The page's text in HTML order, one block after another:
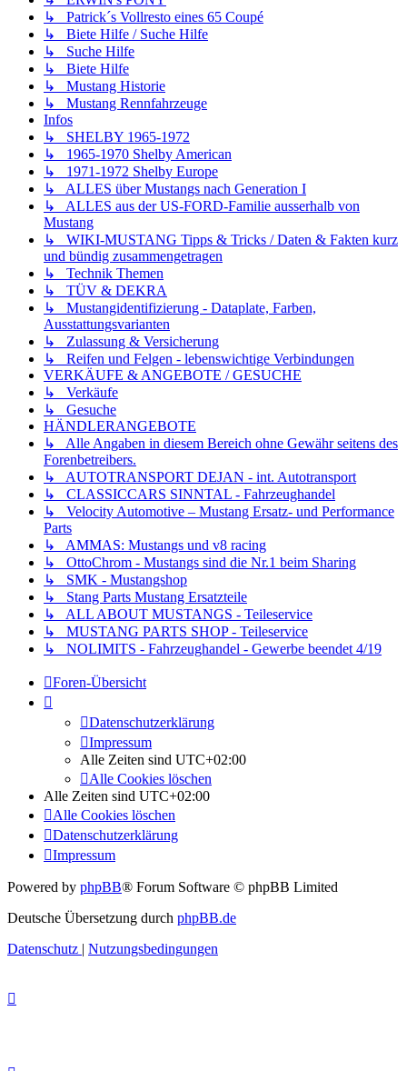
↳ Patrick´s Vollresto eines 65 Coupé
↳ Biete Hilfe / Suche Hilfe
↳ Suche Hilfe
↳ Biete Hilfe
↳ Mustang Historie
↳ Mustang Rennfahrzeuge
Infos
↳ SHELBY 1965-1972
↳ 1965-1970 Shelby American
↳ 1971-1972 Shelby Europe
↳ ALLES über Mustangs nach Generation I
↳ ALLES aus der US-FORD-Familie ausserhalb von
Mustang
↳ WIKI-MUSTANG Tipps & Tricks / Daten & Fakten kurz
und bündig zusammengetragen
↳ Technik Themen
↳ TÜV & DEKRA
↳ Mustangidentifizierung - Dataplate, Farben,
Ausstattungsvarianten
↳ Zulassung & Versicherung
↳ Reifen und Felgen - lebenswichtige Verbindungen
VERKÄUFE & ANGEBOTE / GESUCHE
↳ Verkäufe
↳ Gesuche
HÄNDLERANGEBOTE
↳ Alle Angaben in diesem Bereich ohne Gewähr seitens des
Forenbetreibers.
↳ AUTOTRANSPORT DEJAN - int. Autotransport
↳ CLASSICCARS SINNTAL - Fahrzeughandel
↳ Velocity Automotive – Mustang Ersatz- und Performance
Parts
↳ AMMAS: Mustangs und v8 racing
↳ OttoChrom - Mustangs sind die Nr.1 beim Sharing
↳ SMK - Mustangshop
↳ Stang Parts Mustang Ersatzteile
↳ ALL ABOUT MUSTANGS - Teileservice
↳ MUSTANG PARTS SHOP - Teileservice
↳ NOLIMITS - Fahrzeughandel - Gewerbe beendet 4/19
Foren-Übersicht
Datenschutzerklärung
Impressum
Alle Zeiten sind UTC+02:00
Alle Cookies löschen
Alle Zeiten sind UTC+02:00
Alle Cookies löschen
Datenschutzerklärung
Impressum
Powered by phpBB® Forum Software © phpBB Limited
Deutsche Übersetzung durch phpBB.de
Datenschutz
Nutzungsbedingungen